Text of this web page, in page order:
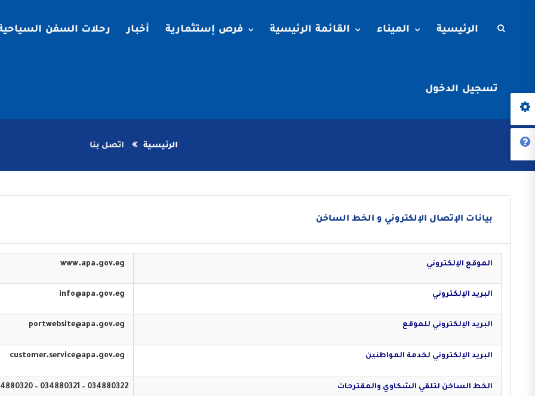
الرئيسية الميناء القائمة الرئيسية فرص إستثمارية أخبار رحلات السفن
تسجيل الدخول
الرئيسية اتصل بنا
بيانات الإتصال الإلكتروني و الخط الساخن
الموقع الإلكتروني
البريد الإلكتروني
البريد الإلكتروني للموقع
البريد الإلكتروني لخدمة المواطنين
الخط الساخن لتلقي الشكاوي والمقترحات 034880322 – 034880321 – 034880320 – 16583